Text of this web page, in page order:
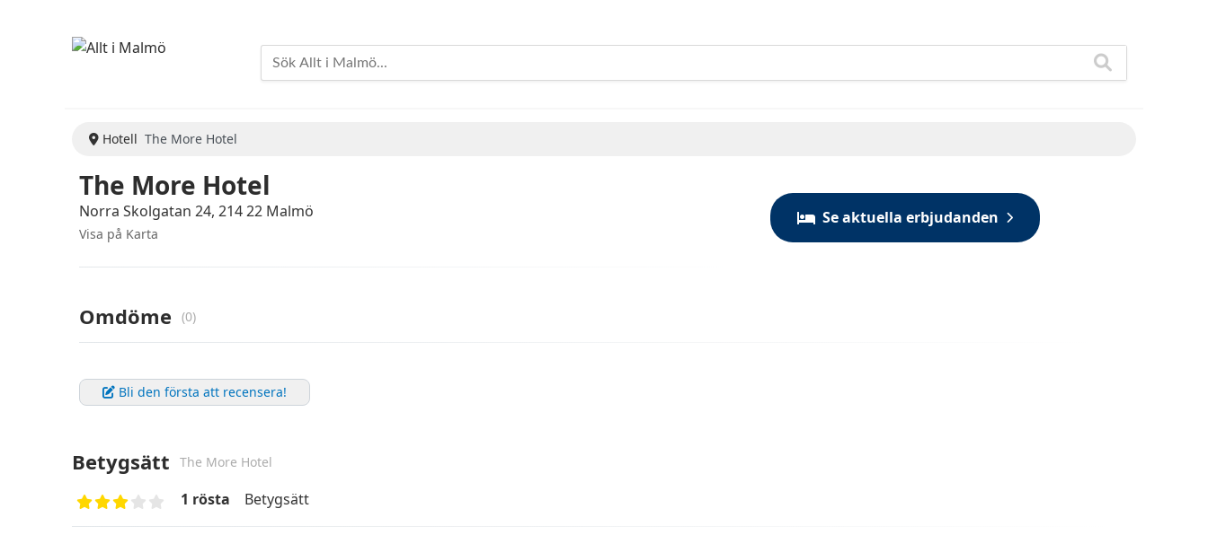
Hotell The More Hotel
The More Hotel
Norra Skolgatan 24, 214 22 Malmö
Visa på Karta
Se aktuella erbjudanden
Omdöme (0)
Bli den första att recensera!
Betygsätt The More Hotel
Betygsätt
1 rösta